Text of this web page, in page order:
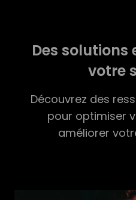
Des
votre
Découvrez des
pour optimiser
améliorer